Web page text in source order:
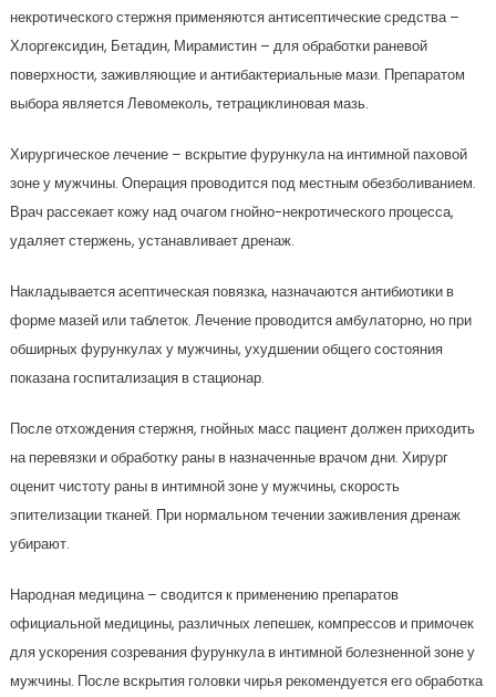
некротического стержня применяются антисептические средства –
Хлоргексидин, Бетадин, Мирамистин – для обработки раневой
поверхности, заживляющие и антибактериальные мази. Препаратом
выбора является Левомеколь, тетрациклиновая мазь.
Хирургическое лечение – вскрытие фурункула на интимной паховой
зоне у мужчины. Операция проводится под местным обезболиванием.
Врач рассекает кожу над очагом гнойно-некротического процесса,
удаляет стержень, устанавливает дренаж.
Накладывается асептическая повязка, назначаются антибиотики в
форме мазей или таблеток. Лечение проводится амбулаторно, но при
обширных фурункулах у мужчины, ухудшении общего состояния
показана госпитализация в стационар.
После отхождения стержня, гнойных масс пациент должен приходить
на перевязки и обработку раны в назначенные врачом дни. Хирург
оценит чистоту раны в интимной зоне у мужчины, скорость
эпителизации тканей. При нормальном течении заживления дренаж
убирают.
Народная медицина – сводится к применению препаратов
официальной медицины, различных лепешек, компрессов и примочек
для ускорения созревания фурункула в интимной болезненной зоне у
мужчины. После вскрытия головки чирья рекомендуется его обработка